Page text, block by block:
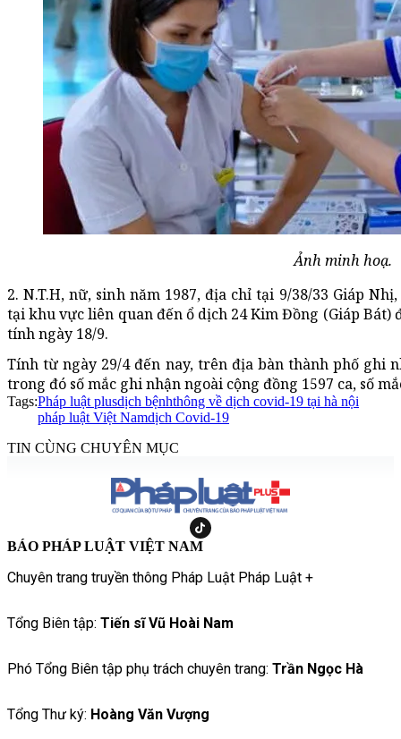
Ảnh minh hoạ.
2. N.T.H, nữ, sinh năm 1987, địa chỉ tại 9/38/33 Giáp
tại khu vực liên quan đến ổ dịch 24 Kim Đồng (Giáp
tính ngày 18/9.
Tính từ ngày 29/4 đến nay, trên địa bàn thành phố ghi
trong đó số mắc ghi nhận ngoài cộng đồng 1597 ca, số
Tags:Pháp luật plusdịch bệnhthông về dịch covid-19 tại hà nội
pháp luật Việt Namdịch Covid-19
TIN CÙNG CHUYÊN MỤC
BÁO PHÁP LUẬT VIỆT NAM
Chuyên trang truyền thông Pháp Luật Pháp Luật +
Tổng Biên tập: Tiến sĩ Vũ Hoài Nam
Phó Tổng Biên tập phụ trách chuyên trang: Trần Ngọc Hà
Tổng Thư ký: Hoàng Văn Vượng